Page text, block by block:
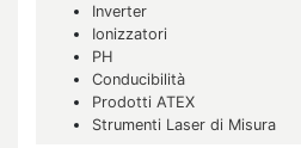
Inverter
Ionizzatori
PH
Conducibilità
Prodotti ATEX
Strumenti Laser di Misura